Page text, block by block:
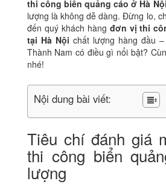
thi công biển quảng cáo ở Hà Nội
lượng là không dễ dàng. Đừng lo,
đến quý khách hàng đơn vị thi
tại Hà Nội chất lượng hàng đầu
Thành Nam có điều gì nổi bật?
nhé!
Nội dung bài viết:
Tiêu chí đánh giá
thi công biển
lượng